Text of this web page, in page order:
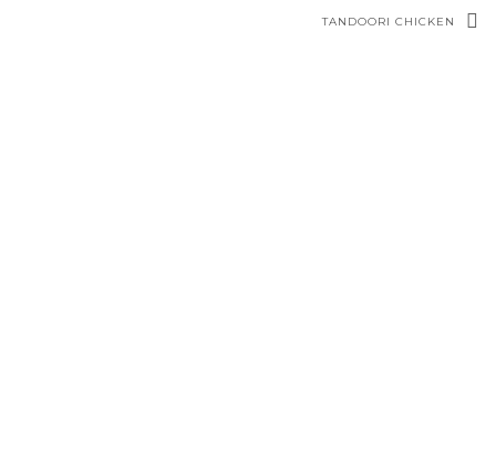
TANDOORI CHICKEN